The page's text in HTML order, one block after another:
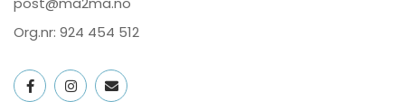
Org.nr: 924 454 512